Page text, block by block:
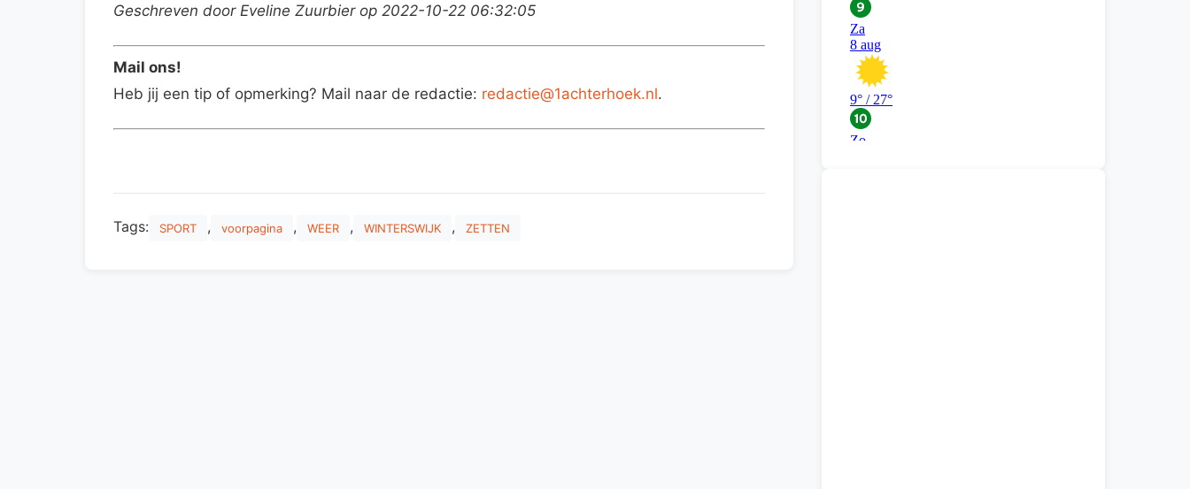
Geschreven door Eveline Zuurbier op 2022-10-22 06:32:05
Mail ons!
Heb jij een tip of opmerking? Mail naar de redactie: redactie@1achterhoek.nl.
Tags: SPORT , voorpagina , WEER , WINTERSWIJK , ZETTEN